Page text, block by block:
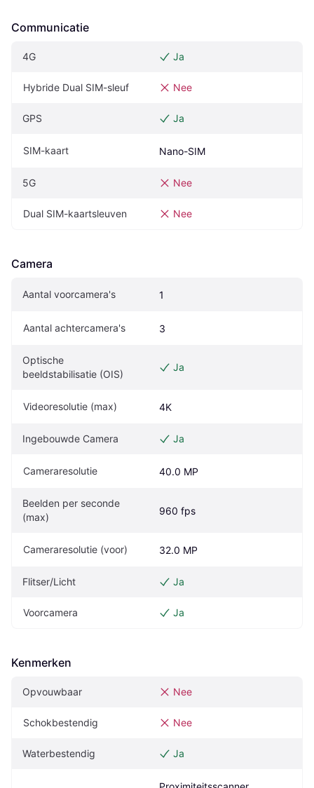
Communicatie
4G Ja
Hybride Dual SIM-sleuf Nee
GPS Ja
SIM-kaart Nano-SIM
5G Nee
Dual SIM-kaartsleuven Nee
Camera
Aantal voorcamera's 1
Aantal achtercamera's 3
Optische
beeldstabilisatie (OIS)
Ja
Videoresolutie (max) 4K
Ingebouwde Camera Ja
Cameraresolutie 40.0 MP
Beelden per seconde
(max)
960 fps
Cameraresolutie (voor) 32.0 MP
Flitser/Licht Ja
Voorcamera Ja
Kenmerken
Opvouwbaar Nee
Schokbestendig Nee
Waterbestendig Ja